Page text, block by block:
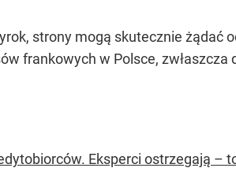
strony mogą skutecznie żądać
frankowych w Polsce,
Eksperci ostrzegają –